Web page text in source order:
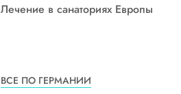
Лечение в санаториях Европы
ВСЕ ПО ГЕРМАНИИ